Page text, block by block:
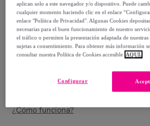
Entrega
Entrega desde2,99 €
Gratis desde 39,99 € de compra
Entrega: Entre el11/08
¿Cómo funciona?
aplican solo a este navegador y/o dispositivo. Puede
cualquier momento haciendo clic en el enlace
enlace "Política de Privacidad". Algunas Cookies
necesarias para el buen funcionamiento de nuestro
el tráfico o permiten la presentación adaptada de nuestras
sujetas a consentimiento. Para obtener más información
consultar nuestra Política de Cookies accesible AQUÍ.
Configurar